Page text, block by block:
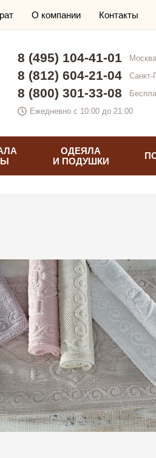
О компании Контакты
8 (495) 104-41-01 Москва
8 (812) 604-21-04 Санкт-
8 (800) 301-33-08
Ежедневно с 10:00 до 21:00
ОДЕЯЛА
И ПОДУШКИ